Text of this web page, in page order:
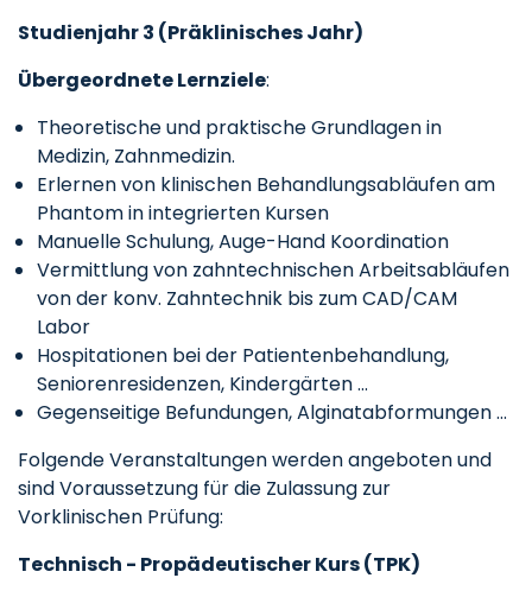
Studienjahr 3 (Präklinisches Jahr)
Übergeordnete Lernziele:
Theoretische und praktische Grundlagen in
Medizin, Zahnmedizin.
Erlernen von klinischen Behandlungsabläufen am
Phantom in integrierten Kursen
Manuelle Schulung, Auge-Hand Koordination
Vermittlung von zahntechnischen Arbeitsabläufen
von der konv. Zahntechnik bis zum CAD/CAM
Labor
Hospitationen bei der Patientenbehandlung,
Seniorenresidenzen, Kindergärten ...
Gegenseitige Befundungen, Alginatabformungen ...
Folgende Veranstaltungen werden angeboten und
sind Voraussetzung für die Zulassung zur
Vorklinischen Prüfung:
Technisch - Propädeutischer Kurs (TPK)